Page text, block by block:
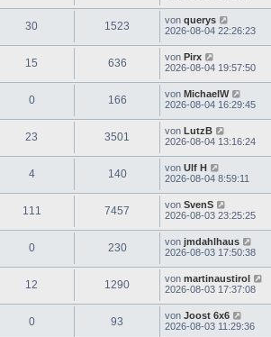
30 1523 von querys
2026-08-04 22:26:23
15 636 von Pirx
2026-08-04 19:57:50
0 166 von MichaelW
2026-08-04 16:29:45
23 3501 von LutzB
2026-08-04 13:16:24
4 140 von Ulf H
2026-08-04 8:59:11
111 7457 von SvenS
2026-08-03 23:25:25
0 230 von jmdahlhaus
2026-08-03 17:50:38
12 1290 von martinaustirol
2026-08-03 17:37:08
0 93 von Joost 6x6
2026-08-03 11:29:36